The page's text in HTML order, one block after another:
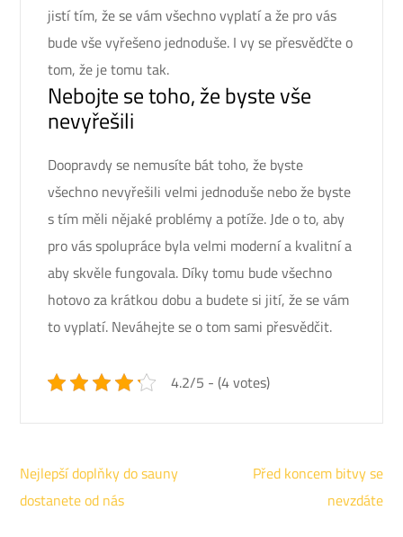
jistí tím, že se vám všechno vyplatí a že pro vás
bude vše vyřešeno jednoduše. I vy se přesvědčte o
tom, že je tomu tak.
Nebojte se toho, že byste vše
nevyřešili
Doopravdy se nemusíte bát toho, že byste
všechno nevyřešili velmi jednoduše nebo že byste
s tím měli nějaké problémy a potíže. Jde o to, aby
pro vás spolupráce byla velmi moderní a kvalitní a
aby skvěle fungovala. Díky tomu bude všechno
hotovo za krátkou dobu a budete si jití, že se vám
to vyplatí. Neváhejte se o tom sami přesvědčit.
4.2/5 - (4 votes)
Navigace
pro
Nejlepší doplňky do sauny
dostanete od nás
Před koncem bitvy se
nevzdáte